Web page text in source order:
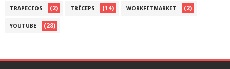
TRAPECIOS (2) TRÍCEPS (14) WORKFITMARKET (2)
YOUTUBE (28)